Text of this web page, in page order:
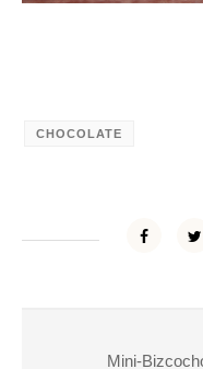
CHOCOLATE
Mini-